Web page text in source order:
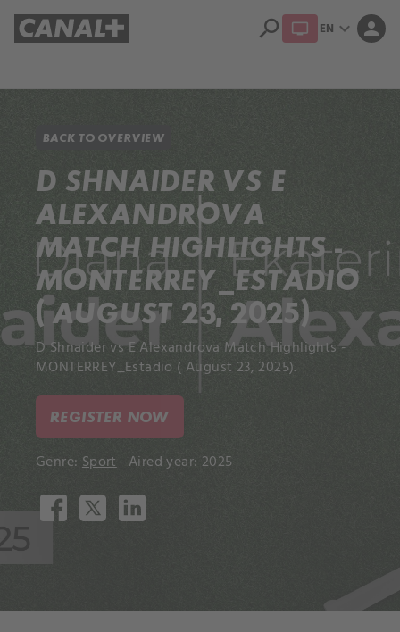
search EN expand_more person
BACK TO OVERVIEW
D SHNAIDER VS E
ALEXANDROVA
MATCH HIGHLIGHTS -
MONTERREY_ESTADIO
( AUGUST 23, 2025)
D Shnaider vs E Alexandrova Match Highlights -
MONTERREY_Estadio ( August 23, 2025).
REGISTER NOW
Genre: Sport Aired year: 2025